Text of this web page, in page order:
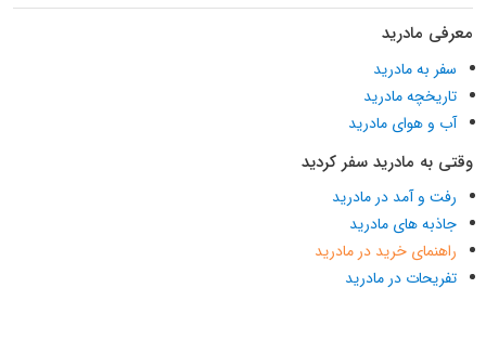
معرفی مادرید
سفر به مادرید
تاریخچه مادرید
آب و هوای مادرید
وقتی به مادرید سفر کردید
رفت و آمد در مادرید
جاذبه های مادرید
راهنمای خرید در مادرید
تفریحات در مادرید